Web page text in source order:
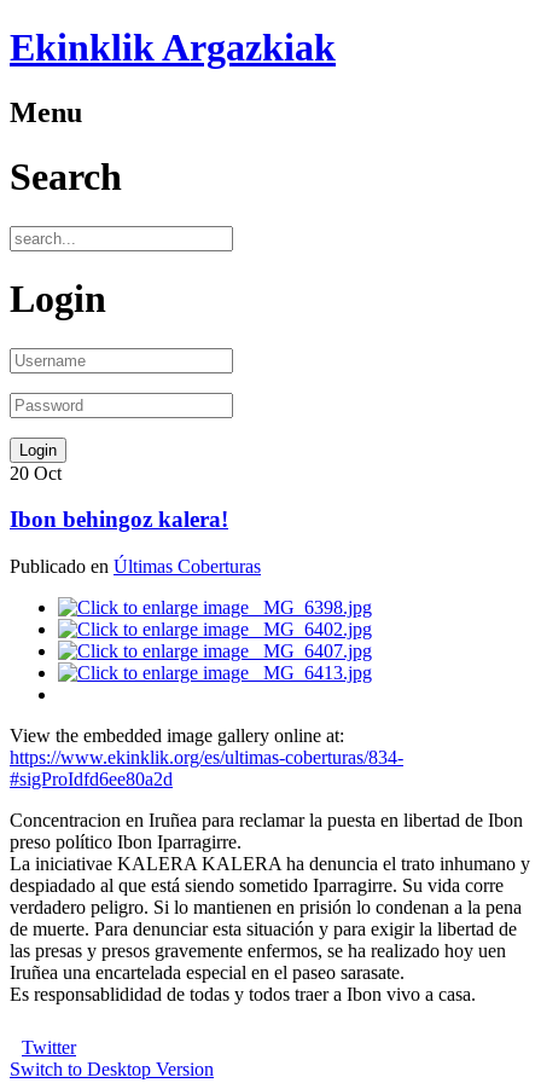
Ekinklik Argazkiak
Menu
Search
Login
20 Oct
Ibon behingoz kalera!
Publicado en Últimas Coberturas
View the embedded image gallery online at:
https://www.ekinklik.org/es/ultimas-coberturas/834-
#sigProIdfd6ee80a2d
Concentracion en Iruñea para reclamar la puesta en libertad de Ibon
preso político Ibon Iparragirre.
La iniciativae KALERA KALERA ha denuncia el trato inhumano y
despiadado al que está siendo sometido Iparragirre. Su vida corre
verdadero peligro. Si lo mantienen en prisión lo condenan a la pena
de muerte. Para denunciar esta situación y para exigir la libertad de
las presas y presos gravemente enfermos, se ha realizado hoy uen
Iruñea una encartelada especial en el paseo sarasate.
Es responsablididad de todas y todos traer a Ibon vivo a casa.
Twitter
Switch to Desktop Version